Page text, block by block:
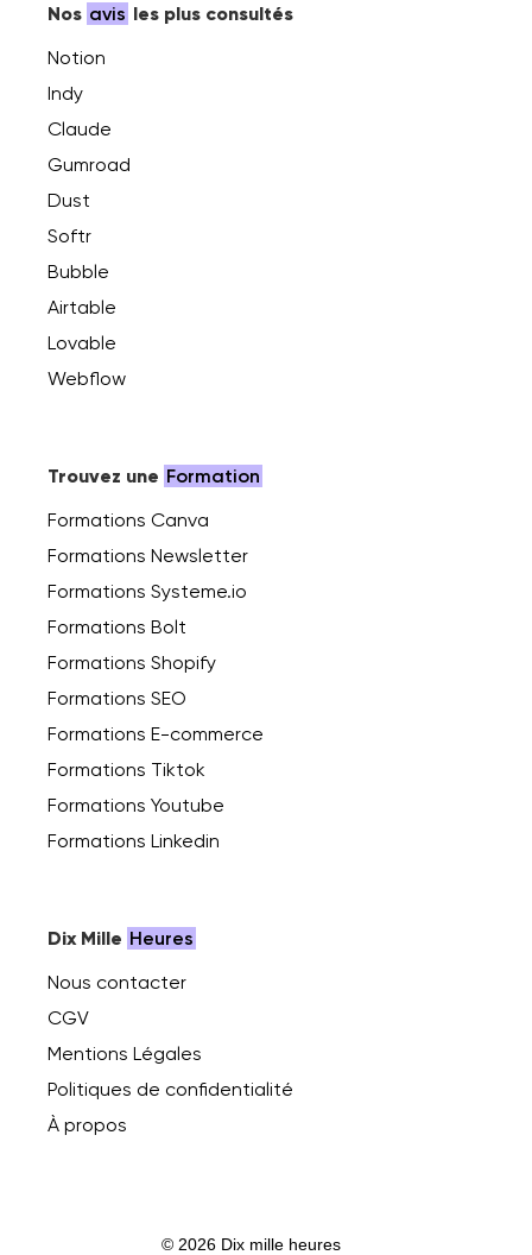
Nos avis les plus consultés
Notion
Indy
Claude
Gumroad
Dust
Softr
Bubble
Airtable
Lovable
Webflow
Trouvez une Formation
Formations Canva
Formations Newsletter
Formations Systeme.io
Formations Bolt
Formations Shopify
Formations SEO
Formations E-commerce
Formations Tiktok
Formations Youtube
Formations Linkedin
Dix Mille Heures
Nous contacter
CGV
Mentions Légales
Politiques de confidentialité
À propos
© 2026 Dix mille heures